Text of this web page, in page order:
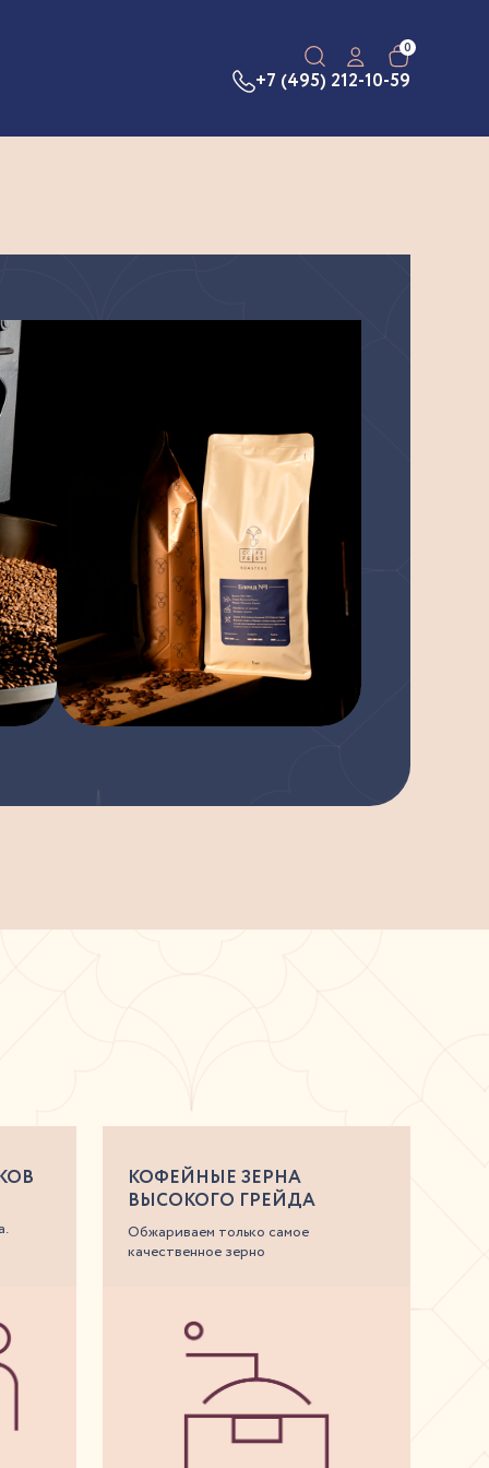
0
+7 (495) 212-10-59
КОФЕЙНЫЕ ЗЕРНА
ВЫСОКОГО ГРЕЙДА
Обжариваем только самое
качественное зерно